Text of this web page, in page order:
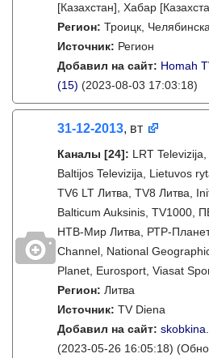
[Казахстан], Хабар
Регион: Троицк,
Источник: Регион
Добавил на сайт: Homah
(15) (2023-08-03 17:03:18)
31-12-2013, вт
Каналы [24]: LRT
Baltijos Televizija, Lietuvos
TV6 LT Литва, TV8 Литва,
Balticum Auksinis, TV1000,
НТВ-Мир Литва, РТР-
Channel, National
Planet, Eurosport, Viasat
Регион: Литва
Источник: TV Diena
Добавил на сайт:
(2023-05-26 16:05:18)